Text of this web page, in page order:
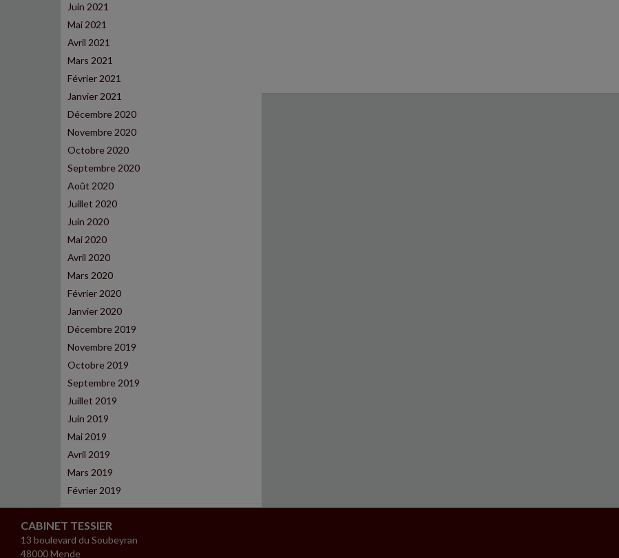
Juin 2021
Mai 2021
Avril 2021
Mars 2021
Février 2021
Janvier 2021
Décembre 2020
Novembre 2020
Octobre 2020
Septembre 2020
Août 2020
Juillet 2020
Juin 2020
Mai 2020
Avril 2020
Mars 2020
Février 2020
Janvier 2020
Décembre 2019
Novembre 2019
Octobre 2019
Septembre 2019
Juillet 2019
Juin 2019
Mai 2019
Avril 2019
Mars 2019
Février 2019
CABINET TESSIER
13 boulevard du Soubeyran
48000 Mende